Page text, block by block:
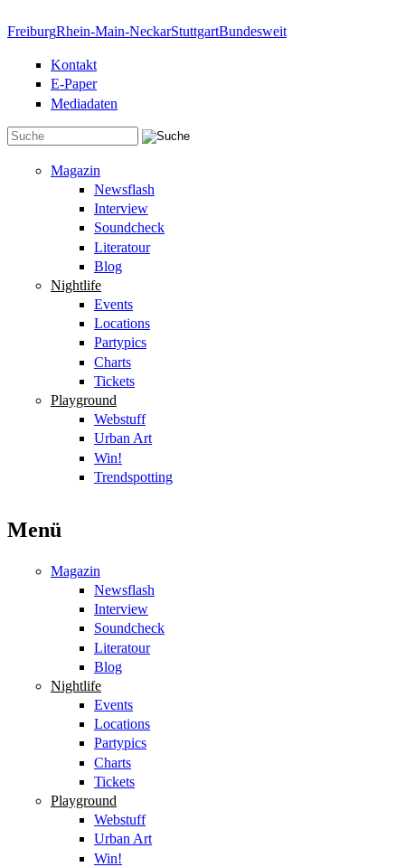
FreiburgRhein-Main-NeckarStuttgartBundesweit
Kontakt
E-Paper
Mediadaten
Magazin
Newsflash
Interview
Soundcheck
Literatour
Blog
Nightlife
Events
Locations
Partypics
Charts
Tickets
Playground
Webstuff
Urban Art
Win!
Trendspotting
Menü
Magazin
Newsflash
Interview
Soundcheck
Literatour
Blog
Nightlife
Events
Locations
Partypics
Charts
Tickets
Playground
Webstuff
Urban Art
Win!